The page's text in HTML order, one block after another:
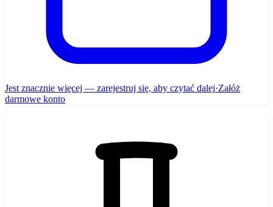
Jest znacznie więcej — zarejestruj się, aby czytać dalej·Załóż
darmowe konto